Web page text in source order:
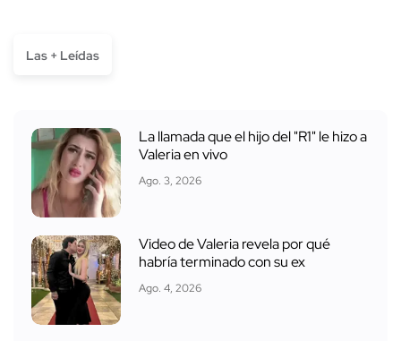
Las + Leídas
La llamada que el hijo del "R1" le hizo a
Valeria en vivo
Ago. 3, 2026
Video de Valeria revela por qué
habría terminado con su ex
Ago. 4, 2026